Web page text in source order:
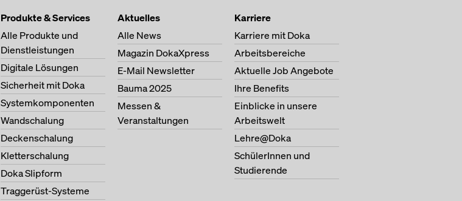
Produkte & Services
Alle Produkte und
Dienstleistungen
Digitale Lösungen
Sicherheit mit Doka
Systemkomponenten
Wandschalung
Deckenschalung
Kletterschalung
Doka Slipform
Traggerüst-Systeme
Aktuelles
Alle News
Magazin DokaXpress
E-Mail Newsletter
Bauma 2025
Messen &
Veranstaltungen
Karriere
Karriere mit Doka
Arbeitsbereiche
Aktuelle Job Angebote
Ihre Benefits
Einblicke in unsere
Arbeitswelt
Lehre@Doka
SchülerInnen und
Studierende